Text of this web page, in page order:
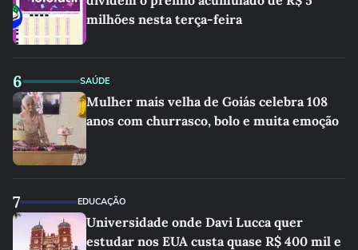
milhões nesta terça-feira
6 SAÚDE
Mulher mais velha de Goiás celebra 108
anos com churrasco, bolo e muita emoção
7 EDUCAÇÃO
Universidade onde Davi Lucca quer
estudar nos EUA custa quase R$ 400 mil e